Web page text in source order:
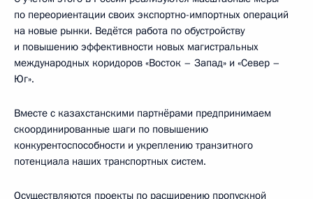
по переориентации своих экспортно-импортных операций
на новые рынки. Ведётся работа по обустройству
и повышению эффективности новых магистральных
международных коридоров «Восток – Запад» и «Север –
Юг».
Вместе с казахстанскими партнёрами предпринимаем
скоординированные шаги по повышению
конкурентоспособности и укреплению транзитного
потенциала наших транспортных систем.
Осуществляются проекты по расширению пропускной